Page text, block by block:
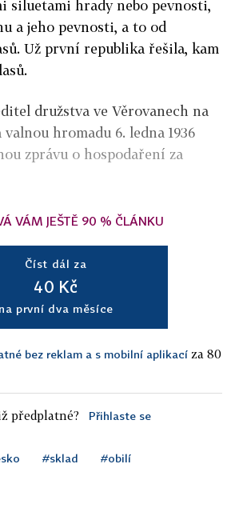
siluetami hrady nebo pevnosti,
a jeho pevnosti, a to od
Už první republika řešila, kam
družstva ve Věrovanech na
hromadu 6. ledna 1936
zprávu o hospodaření za
VÁM JEŠTĚ 90 % ČLÁNKU
Číst dál za
40 Kč
na první dva měsíce
bez reklam a s mobilní aplikací za 80
předplatné? Přihlaste se
#sklad #obilí